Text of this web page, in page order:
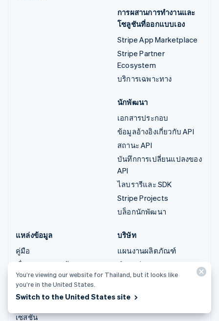
การผสานการทำงานและ
โซลูชันที่ออกแบบเอง
Stripe App Marketplace
Stripe Partner
Ecosystem
บริการเฉพาะทาง
นักพัฒนา
เอกสารประกอบ
ข้อมูลอ้างอิงเกี่ยวกับ API
สถานะ API
บันทึกการเปลี่ยนแปลงของ
API
ไลบรารีและ SDK
Stripe Projects
บล็อกนักพัฒนา
แหล่งข้อมูล
คู่มือ
เรื่องราวของลูกค้า
บล็อก
เซสชัน
บริษัท
แผนงานผลิตภัณฑ์
ตำแหน่งงาน
ห้องข่าว
You’re viewing our website for Thailand, but it looks like
you’re in the United States.
Switch to the United States site